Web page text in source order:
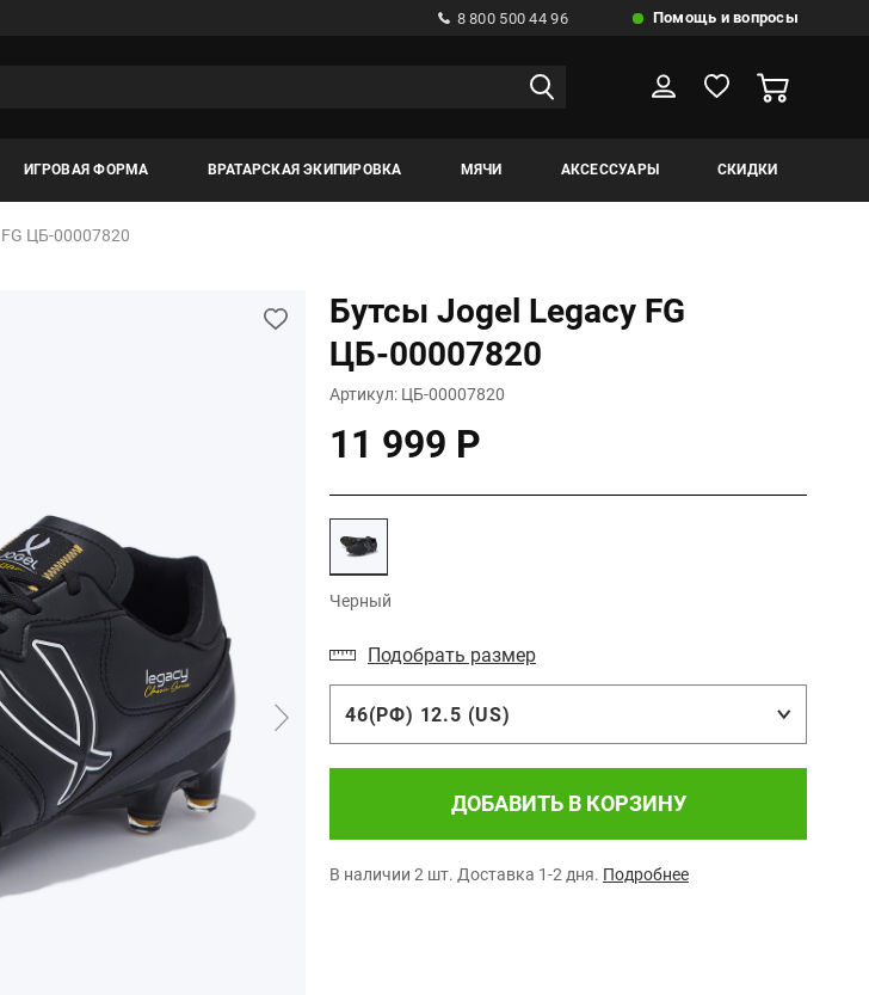
8 800 500 44 96 Помощь и вопросы
ИГРОВАЯ ФОРМА ВРАТАРСКАЯ ЭКИПИРОВКА МЯЧИ АКСЕССУАРЫ СКИДКИ
ЦБ-00007820
Бутсы Jogel Legacy FG
ЦБ-00007820
Артикул: ЦБ-00007820
11 999 Р
Черный
Подобрать размер
46(РФ) 12.5 (US)
ДОБАВИТЬ В КОРЗИНУ
В наличии 2 шт. Доставка 1-2 дня. Подробнее